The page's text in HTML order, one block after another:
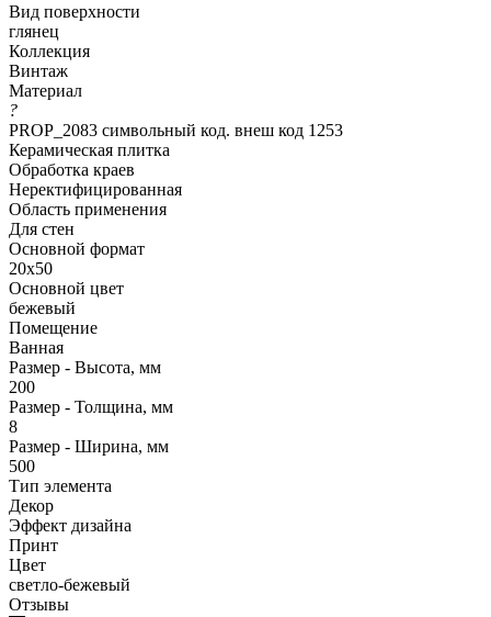
Вид поверхности
глянец
Коллекция
Винтаж
Материал
?
PROP_2083 символьный код. внеш код 1253
Керамическая плитка
Обработка краев
Неректифицированная
Область применения
Для стен
Основной формат
20х50
Основной цвет
бежевый
Помещение
Ванная
Размер - Высота, мм
200
Размер - Толщина, мм
8
Размер - Ширина, мм
500
Тип элемента
Декор
Эффект дизайна
Принт
Цвет
светло-бежевый
Отзывы